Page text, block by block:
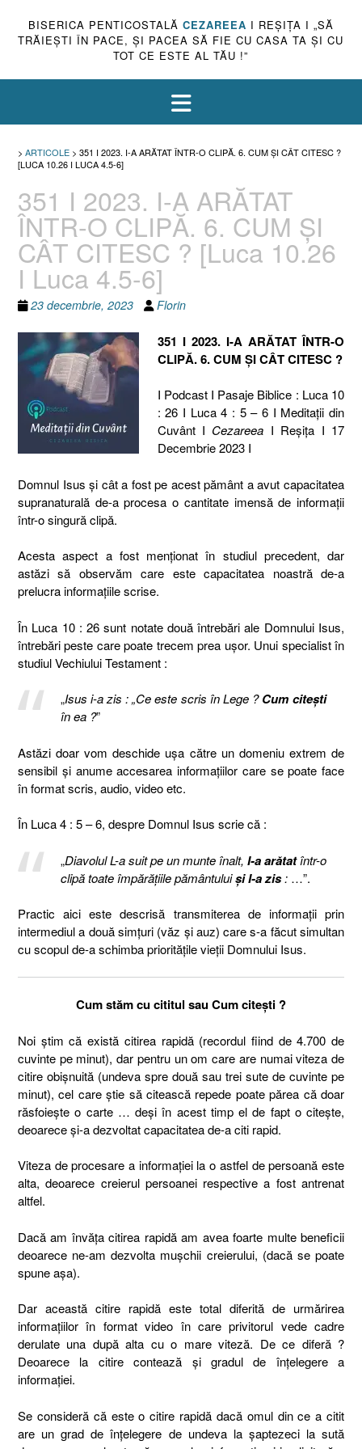
BISERICA PENTICOSTALĂ CEZAREEA I REŞIŢA I „SĂ
TRĂIEŞTI ÎN PACE, ŞI PACEA SĂ FIE CU CASA TA ŞI CU
TOT CE ESTE AL TĂU !”
> ARTICOLE > 351 I 2023. I-A ARĂTAT ÎNTR-O CLIPĂ. 6. CUM ȘI CÂT CITESC ?
[LUCA 10.26 I LUCA 4.5-6]
351 I 2023. I-A ARĂTAT
ÎNTR-O CLIPĂ. 6. CUM ȘI
CÂT CITESC ? [Luca 10.26
I Luca 4.5-6]
23 decembrie, 2023 Florin
351 I 2023. I-A ARĂTAT ÎNTR-O
CLIPĂ. 6. CUM ȘI CÂT CITESC ?
I Podcast I Pasaje Biblice : Luca 10
: 26 I Luca 4 : 5 – 6 I Meditaţii din
Cuvânt I Cezareea I Reşiţa I 17
Decembrie 2023 I
Domnul Isus și cât a fost pe acest pământ a avut capacitatea
supranaturală de-a procesa o cantitate imensă de informații
într-o singură clipă.
Acesta aspect a fost menționat în studiul precedent, dar
astăzi să observăm care este capacitatea noastră de-a
prelucra informațiile scrise.
În Luca 10 : 26 sunt notate două întrebări ale Domnului Isus,
întrebări peste care poate trecem prea ușor. Unui specialist în
studiul Vechiului Testament :
„Isus i-a zis : „Ce este scris în Lege ?Cum citeşti
în ea ?”
Astăzi doar vom deschide ușa către un domeniu extrem de
sensibil și anume accesarea informațiilor care se poate face
în format scris, audio, video etc.
În Luca 4 : 5 – 6, despre Domnul Isus scrie că :
„Diavolul L-a suit pe un munte înalt, I-a arătatîntr-o
clipă toate împărăţiile pământuluişi I-a zis:…”.
Practic aici este descrisă transmiterea de informații prin
intermediul a două simțuri (văz și auz) care s-a făcut simultan
cu scopul de-a schimba prioritățile vieții Domnului Isus.
Cum stăm cu cititul sau Cum citești ?
Noi știm că există citirea rapidă (recordul fiind de 4.700 de
cuvinte pe minut), dar pentru un om care are numai viteza de
citire obișnuită (undeva spre două sau trei sute de cuvinte pe
minut), cel care știe să citească repede poate părea că doar
răsfoiește o carte … deși în acest timp el de fapt o citește,
deoarece și-a dezvoltat capacitatea de-a citi rapid.
Viteza de procesare a informației la o astfel de persoană este
alta, deoarece creierul persoanei respective a fost antrenat
altfel.
Dacă am învăța citirea rapidă am avea foarte multe beneficii
deoarece ne-am dezvolta mușchii creierului, (dacă se poate
spune așa).
Dar această citire rapidă este total diferită de urmărirea
informațiilor în format video în care privitorul vede cadre
derulate una după alta cu o mare viteză. De ce diferă ?
Deoarece la citire contează și gradul de înțelegere a
informației.
Se consideră că este o citire rapidă dacă omul din ce a citit
are un grad de înțelegere de undeva la șaptezeci la sută